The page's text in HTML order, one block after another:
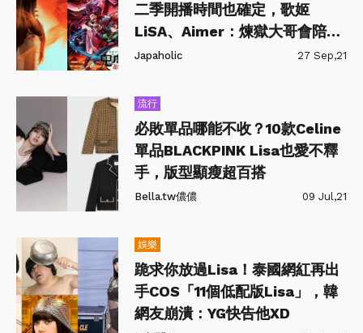
二季開播時間也確定，歌姬
LiSA、Aimer：煉獄大哥會陪觀
眾繼續旅程
Japaholic 27 Sep,21
流行
必敗單品哪能不收？10款Celine
單品BLACKPINK Lisa也愛不釋
手，版型顯瘦超百搭
Bella.tw儂儂 09 Jul,21
娛樂
跪求你放過Lisa！泰國網紅再出
手COS「11個低配版Lisa」，韓
網友崩潰：YG快告他XD